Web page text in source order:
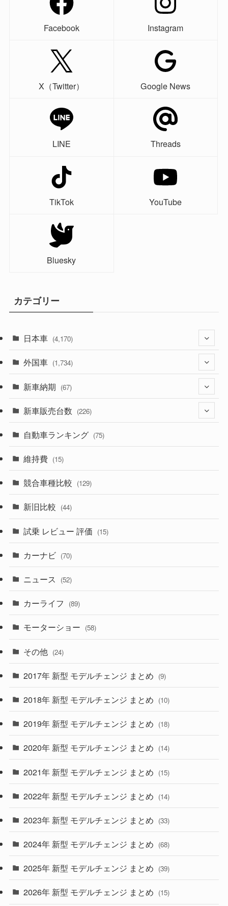
Facebook Instagram
X（Twitter） Google News
LINE Threads
TikTok YouTube
Bluesky
カテゴリー
日本車 (4,170)
(1,320)
(329)
(356)
(328)
(194)
(230)
(253)
外国車 (1,734)
(242)
(85)
(84)
(222)
(50)
(43)
(6)
(9)
(4)
(30)
(27)
(58)
(28)
(27)
(26)
(33)
(10)
(35)
(10)
(9)
(22)
(4)
(9)
(4)
新車納期 (67)
(28)
(8)
(3)
(3)
(5)
(1)
新車販売台数 (226)
(21)
(5)
(7)
(5)
自動車ランキング (75)
維持費 (15)
競合車種比較 (129)
新旧比較 (44)
試乗 レビュー 評価 (15)
カーナビ (70)
ニュース (52)
カーライフ (89)
モーターショー (58)
その他 (24)
2017年 新型 モデルチェンジ まとめ (9)
2018年 新型 モデルチェンジ まとめ (10)
2019年 新型 モデルチェンジ まとめ (18)
2020年 新型 モデルチェンジ まとめ (14)
2021年 新型 モデルチェンジ まとめ (15)
2022年 新型 モデルチェンジ まとめ (14)
2023年 新型 モデルチェンジ まとめ (33)
2024年 新型 モデルチェンジ まとめ (68)
2025年 新型 モデルチェンジ まとめ (39)
2026年 新型 モデルチェンジ まとめ (15)